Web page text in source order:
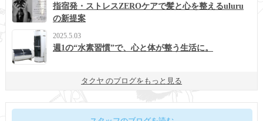
指宿発・ストレスZEROケアで髪と心を整えるuluru
の新提案
2025.5.03
週1の“水素習慣”で、心と体が整う生活に。
タクヤ のブログをもっと見る